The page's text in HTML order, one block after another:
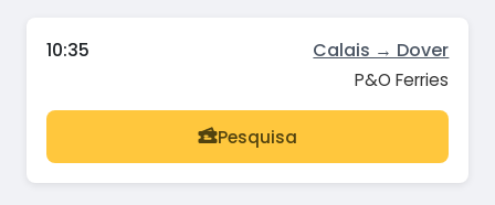
10:35 Calais → Dover
P&O Ferries
Pesquisa